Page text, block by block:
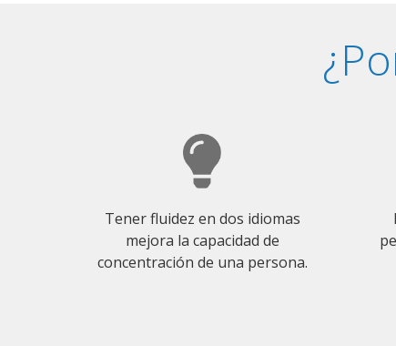
Tener fluidez en dos idiomas
mejora la capacidad de
concentración de una persona.